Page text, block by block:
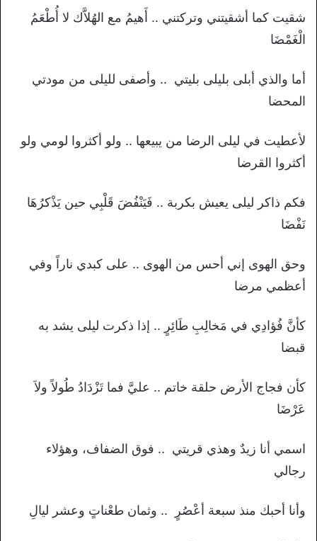
شقيت كما أشقيتني وتركتني .. أَهيمُ مع الهُلاَّك لا أُطْعَمُ
الْغَمْضَا
أما والذي أبلى بليلى بليتي .. وأصفى لليلى من مودتي
المحضا
لأعطيت في ليلى الرضا من يبيعها .. ولو أكثروا لومي ولو
أكثروا القرضا
فكم ذاكر ليلى يعيش بكربة .. فَيَنْفُضَ قَلْبِي حين يَذْكرُهَا
نَفْضَا
وحق الهوى إني أحس من الهوى .. على كبدي ناراً وفي
أعظمي مرضا
كأنَّ فُؤادِي في مَخالِبِ طَائِرٍ .. إذا ذكرت ليلى يشد به
قبضا
كأن فجاج الأرض حلقة خاتم .. عليَّ فما تَزْدَادُ طُولاً ولاَ
عَرْضَا
اسمي أنا زيدٌ وهذي قريتي .. فوق الضفاف، وهؤلاء
رجالي
وأنا أحبك منذ سبعة أعْصُرٍ .. وثمان طعْناتٍ وعشر ليالِ